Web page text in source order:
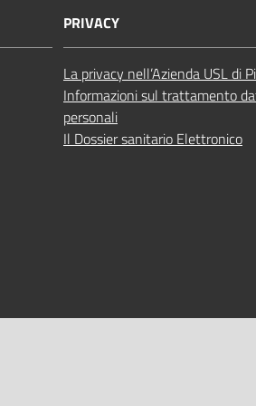
PRIVACY
La privacy nell’Azienda USL di
Informazioni sul trattamento
personali
Il Dossier sanitario Elettronico